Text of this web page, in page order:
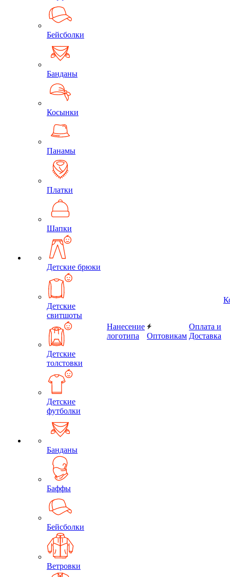
Бейсболки
Банданы
Косынки
Панамы
Платки
Шапки
Детские брюки
Детские
свитшоты
Детские
толстовки
Детские
футболки
Банданы
Баффы
Бейсболки
Ветровки
Нанесение
логотипа
Оптовикам
Оплата и
Доставка